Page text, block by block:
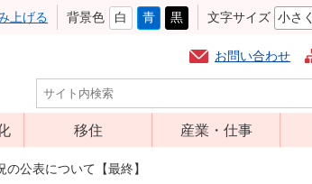
上げる 背景色 白 青 黒 文字サイズ 小さく
お問い合わせ
移住 産業・仕事
公表について【最終】